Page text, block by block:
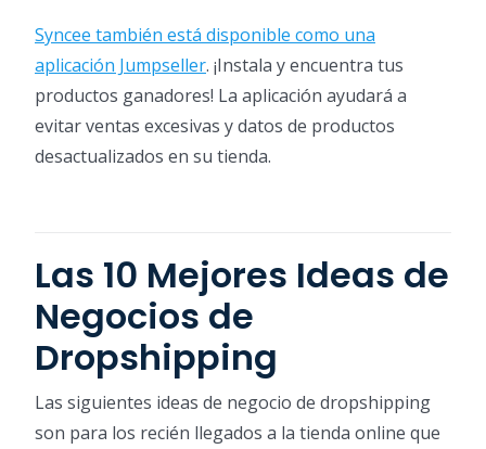
Syncee también está disponible como una
aplicación Jumpseller. ¡Instala y encuentra tus
productos ganadores! La aplicación ayudará a
evitar ventas excesivas y datos de productos
desactualizados en su tienda.
Las 10 Mejores Ideas de
Negocios de
Dropshipping
Las siguientes ideas de negocio de dropshipping
son para los recién llegados a la tienda online que